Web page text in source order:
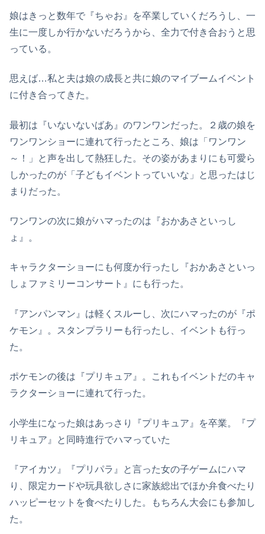
娘はきっと数年で『ちゃお』を卒業していくだろうし、一
生に一度しか行かないだろうから、全力で付き合おうと思
っている。
思えば…私と夫は娘の成長と共に娘のマイブームイベント
に付き合ってきた。
最初は『いないないばあ』のワンワンだった。２歳の娘を
ワンワンショーに連れて行ったところ、娘は「ワンワン
～！」と声を出して熱狂した。その姿があまりにも可愛ら
しかったのが「子どもイベントっていいな」と思ったはじ
まりだった。
ワンワンの次に娘がハマったのは『おかあさといっし
ょ』。
キャラクターショーにも何度か行ったし『おかあさといっ
しょファミリーコンサート』にも行った。
『アンパンマン』は軽くスルーし、次にハマったのが『ポ
ケモン』。スタンプラリーも行ったし、イベントも行っ
た。
ポケモンの後は『プリキュア』。これもイベントだのキャ
ラクターショーに連れて行った。
小学生になった娘はあっさり『プリキュア』を卒業。『プ
リキュア』と同時進行でハマっていた
『アイカツ』『プリパラ』と言った女の子ゲームにハマ
り、限定カードや玩具欲しさに家族総出でほか弁食べたり
ハッピーセットを食べたりした。もちろん大会にも参加し
た。